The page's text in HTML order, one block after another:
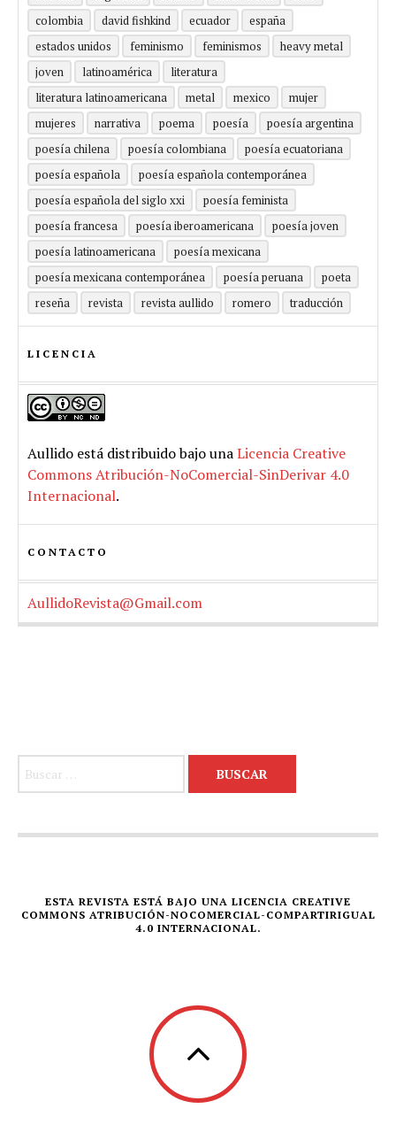
colombia
david fishkind ecuador
españa
estados unidos
feminismo feminismos
heavy metal
joven
latinoamérica
literatura
literatura latinoamericana
metal mexico
mujer
mujeres
narrativa poema poesía
poesía argentina
poesía chilena
poesía colombiana
poesía ecuatoriana
poesía española
poesía española contemporánea
poesía española del siglo xxi
poesía feminista
poesía francesa
poesía iberoamericana
poesía joven
poesía latinoamericana
poesía mexicana
poesía mexicana contemporánea
poesía peruana
poeta
reseña
revista revista aullido romero traducción
LICENCIA
Aullido está distribuido bajo unaLicencia Creative
Commons Atribución-NoComercial-SinDerivar 4.0
Internacional.
CONTACTO
AullidoRevista@Gmail.com
ESTA REVISTA ESTÁ BAJO UNA LICENCIA CREATIVE
COMMONS ATRIBUCIÓN-NOCOMERCIAL-COMPARTIRIGUAL
4.0 INTERNACIONAL.